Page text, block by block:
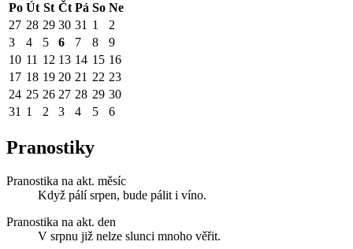
Po Út St Čt Pá So Ne
27 28 29 30 31 1
2
3
4 5 6 7 8
9
10 11 12 13 14 15 16
17 18 19 20 21 22 23
24 25 26 27 28 29 30
31 1 2 3 4 5 6
Pranostiky
Pranostika na akt. měsíc
Když pálí srpen, bude pálit i víno.
Pranostika na akt. den
V srpnu již nelze slunci mnoho věřit.